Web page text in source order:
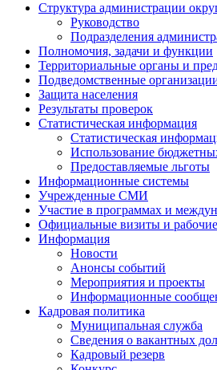
Структура администрации
Руководство
Подразделения
Полномочия, задачи и функции
Территориальные органы и
Подведомственные
Защита населения
Результаты проверок
Статистическая информация
Статистическая
Использование
Предоставляемые льготы
Информационные системы
Учрежденные СМИ
Участие в программах и
Официальные визиты и
Информация
Новости
Анонсы событий
Мероприятия и проекты
Информационные
Кадровая политика
Муниципальная служба
Сведения о вакантных
Кадровый резерв